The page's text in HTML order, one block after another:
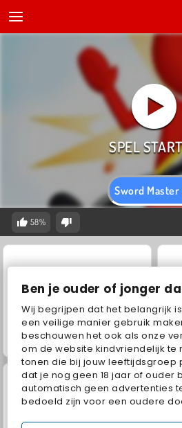
Ben je ouder of jonger
Wij begrijpen dat het belangrijk
een veilige manier gebruik
beschouwen het ook als onze
om de website kindvriendelijk te
tonen die bij jouw leeftijdsgroep
dat je nog geen 18 jaar of ouder
automatisch geen advertenties
bedoeld zijn voor een oudere
Sword Master
58%
Juice Merge